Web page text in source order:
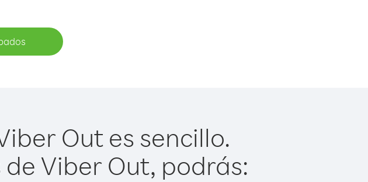
Out es sencillo.
Viber Out, podrás: